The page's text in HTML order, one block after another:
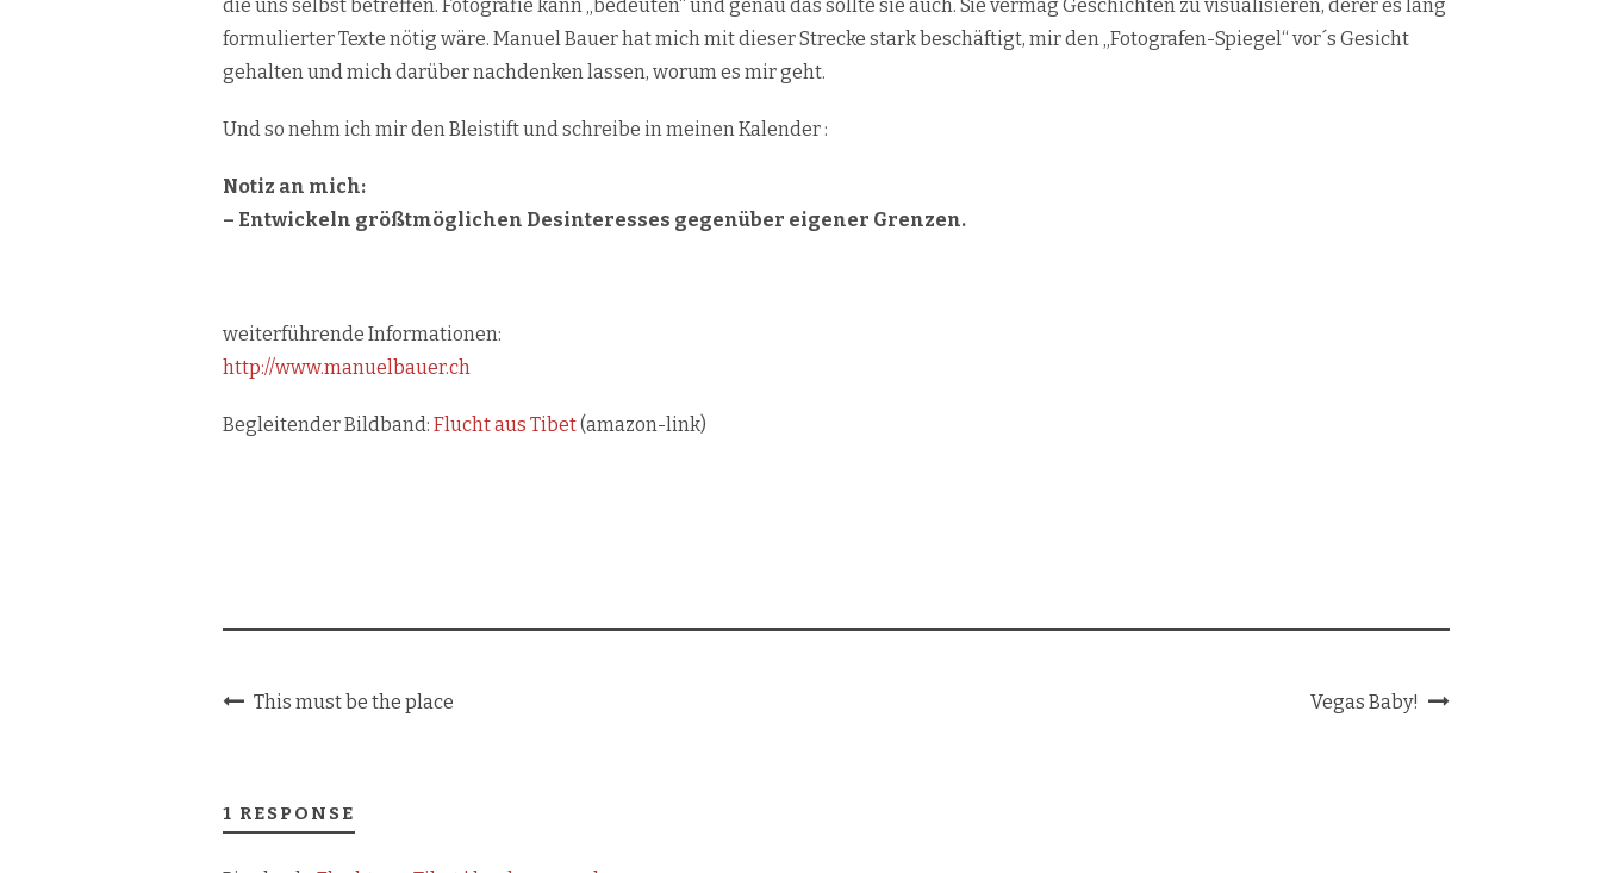
die uns selbst betreffen. Fotografie kann „bedeuten“ und genau das sollte sie auch. Sie vermag Geschichten zu visualisieren, derer es lang
formulierter Texte nötig wäre. Manuel Bauer hat mich mit dieser Strecke stark beschäftigt, mir den „Fotografen-Spiegel“ vor´s Gesicht
gehalten und mich darüber nachdenken lassen, worum es mir geht.
Und so nehm ich mir den Bleistift und schreibe in meinen Kalender :
Notiz an mich:
– Entwickeln größtmöglichen Desinteresses gegenüber eigener Grenzen.
weiterführende Informationen:
http://www.manuelbauer.ch
Begleitender Bildband: Flucht aus Tibet(amazon-link)
This must be the place Vegas Baby!
1 RESPONSE